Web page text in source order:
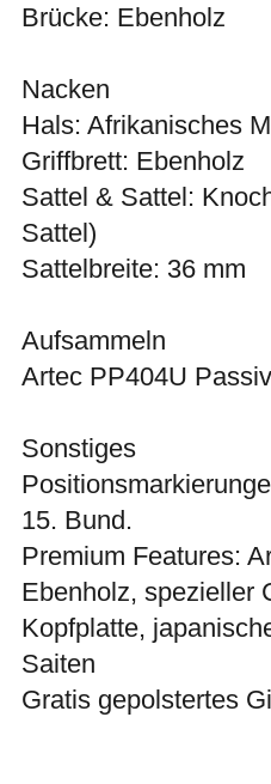
Brücke: Ebenholz
Nacken
Hals: Afrikanisches
Griffbrett: Ebenholz
Sattel & Sattel:
Sattel)
Sattelbreite: 36 mm
Aufsammeln
Artec PP404U
Sonstiges
15. Bund.
Premium Features:
Ebenholz, spezieller
Kopfplatte,
Saiten
Gratis gepolstertes